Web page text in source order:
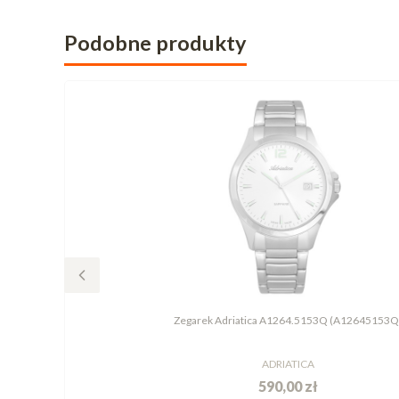
Podobne produkty
Zegarek Adriatica A1264.5153Q
ADRIATICA
590,00 zł